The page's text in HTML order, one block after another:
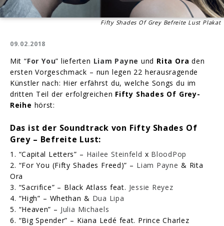
Fifty Shades Of Grey Befreite Lust Plakat
09.02.2018
Mit “For You” lieferten Liam Payne und Rita Ora den
ersten Vorgeschmack – nun legen 22 herausragende
Künstler nach: Hier erfährst du, welche Songs du im
dritten Teil der erfolgreichen Fifty Shades Of Grey-
Reihe hörst:
Das ist der Soundtrack von Fifty Shades Of
Grey – Befreite Lust:
1. “Capital Letters” – Hailee Steinfeld x BloodPop
2. “For You (Fifty Shades Freed)” – Liam Payne & Rita
Ora
3. “Sacrifice” – Black Atlass feat. Jessie Reyez
4. “High” – Whethan & Dua Lipa
5. “Heaven” – Julia Michaels
6. “Big Spender” – Kiana Ledé feat. Prince Charlez